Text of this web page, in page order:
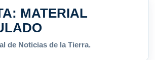
MATERIAL
de Noticias de la Tierra.